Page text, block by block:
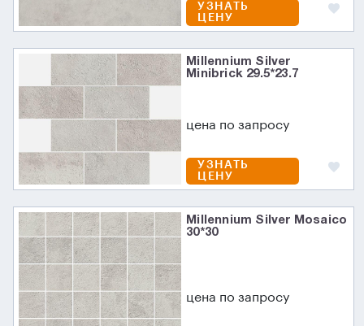
УЗНАТЬ
ЦЕНУ
Millennium Silver
Minibrick 29.5*23.7
цена по запросу
УЗНАТЬ
ЦЕНУ
Millennium Silver Mosaico
30*30
цена по запросу